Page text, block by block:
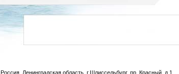
Россия, Ленинградская область, г.Шлиссельбург, пр. Красный, д.1